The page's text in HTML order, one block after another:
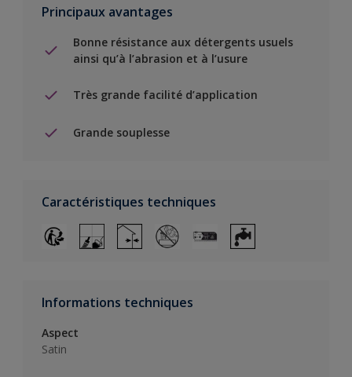
Principaux avantages
Bonne résistance aux détergents usuels
ainsi qu’à l’abrasion et à l’usure
Très grande facilité d’application
Grande souplesse
Caractéristiques techniques
Informations techniques
Aspect
Satin